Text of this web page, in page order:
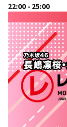
22:00 - 25:00